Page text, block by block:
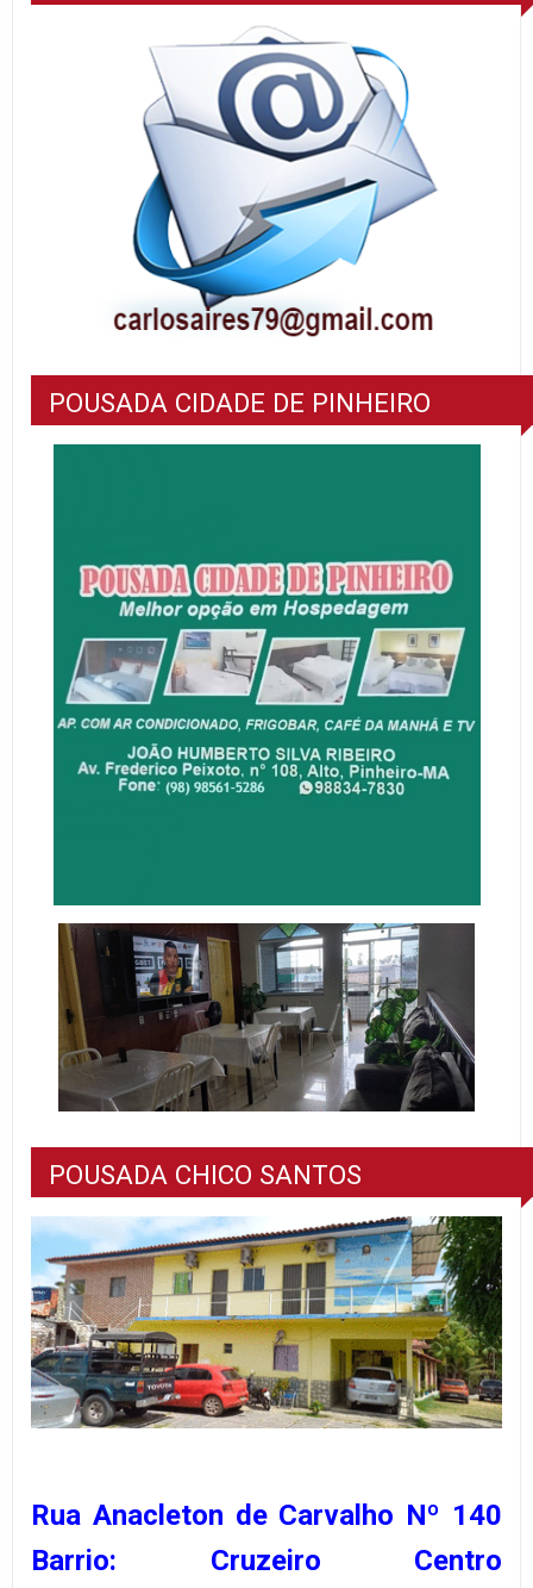
POUSADA CIDADE DE PINHEIRO
POUSADA CHICO SANTOS
Rua Anacleton de Carvalho Nº 140
Barrio: Cruzeiro Centro